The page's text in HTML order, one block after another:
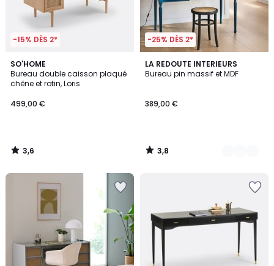
-15% DÈS 2*
SO'HOME
Bureau double caisson plaqué
chêne et rotin, Loris
499,00 €
3,6
/ 5
3,6
/
-25% DÈS 2*
LA REDOUTE INTERIEURS
Bureau pin massif et MDF
389,00 €
3,8
/ 5
2
Couleurs
3,8
/